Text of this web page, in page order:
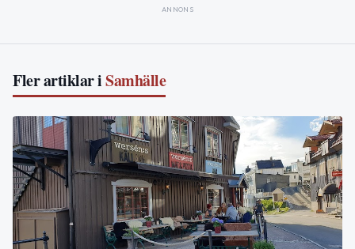
ANNONS
Fler artiklar iSamhälle